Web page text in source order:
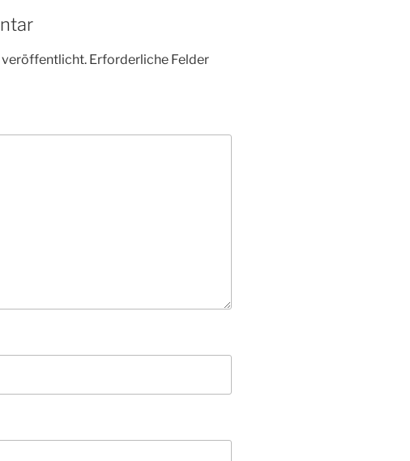
veröffentlicht. Erforderliche Felder